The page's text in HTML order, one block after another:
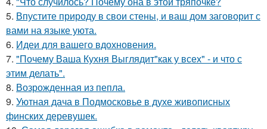
5. Впустите природу в свои стены, и ваш дом заговорит с
вами на языке уюта.
6. Идеи для вашего вдохновения.
7. "Почему Ваша Кухня Выглядит"как у всех" - и что с
этим делать".
8. Возрожденная из пепла.
9. Уютная дача в Подмосковье в духе живописных
финских деревушек.